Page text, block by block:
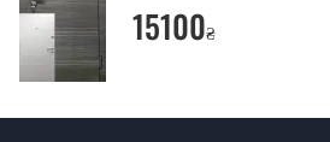
Так робимо. Монтаж вхідних
згідно з чергою, у всі дні крім
15100₴